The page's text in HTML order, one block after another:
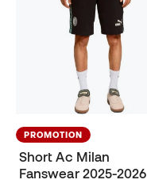
PROMOTION
Short Ac Milan
Fanswear 2025-2026